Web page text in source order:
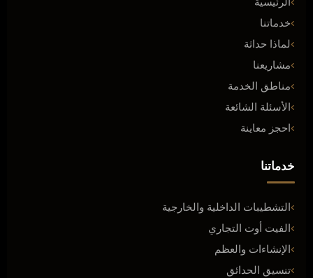
خدماتنا
لماذا حداثة
مشاريعنا
مناطق الخدمة
الأسئلة الشائعة
احجز معاينة
خدماتنا
التشطيبات الداخلية والخارجية
الفيت أوت التجاري
الإنشاءات والعظم
تنسيق الحدائق